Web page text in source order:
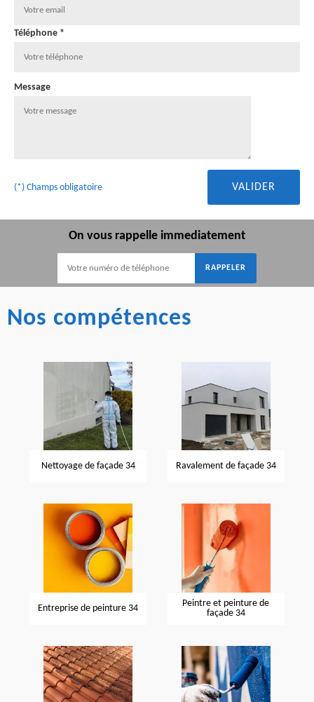
Téléphone *
Message
(*) Champs obligatoire
On vous rappelle immediatement
Nos compétences
Nettoyage de façade 34 Ravalement de façade 34
Entreprise de peinture 34
Peintre et peinture de
façade 34